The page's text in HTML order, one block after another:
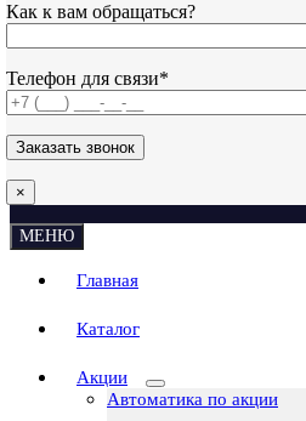
Как к вам обращаться?
Телефон для связи*
×
МЕНЮ
Главная
Каталог
Акции
Автоматика по акции